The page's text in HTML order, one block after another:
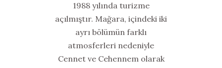
1988 yılında turizme
açılmıştır. Mağara, içindeki iki
ayrı bölümün farklı
atmosferleri nedeniyle
Cennet ve Cehennem olarak